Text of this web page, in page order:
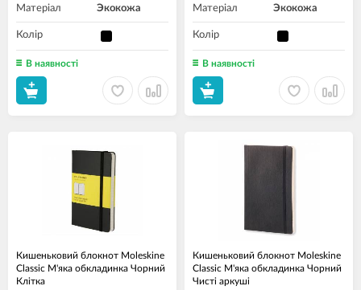
Матеріал Экокожа
Колір
В наявності
Матеріал Экокожа
Колір
В наявності
Кишеньковий блокнот Moleskine
Classic М'яка обкладинка Чорний
Клітка
Кишеньковий блокнот Moleskine
Classic М'яка обкладинка Чорний
Чисті аркуші